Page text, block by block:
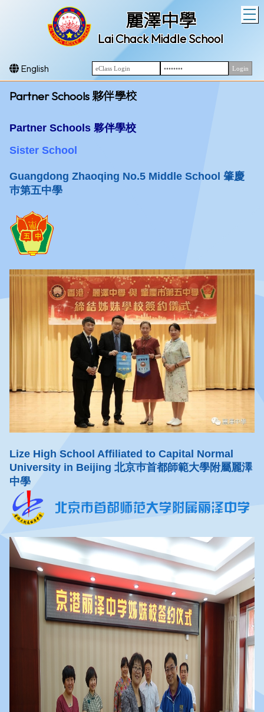
麗澤中學
Lai Chack Middle School
English
Partner Schools 夥伴學校